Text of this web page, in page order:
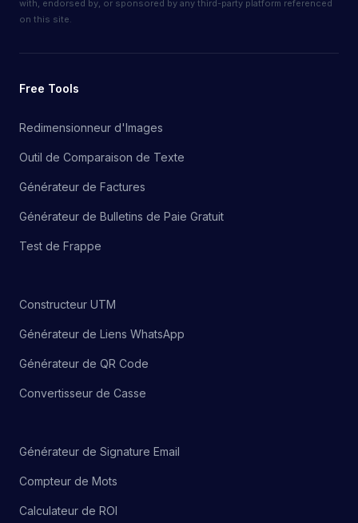
with, endorsed by, or sponsored by any third-party platform referenced
on this site.
Free Tools
Redimensionneur d'Images
Outil de Comparaison de Texte
Générateur de Factures
Générateur de Bulletins de Paie Gratuit
Test de Frappe
Constructeur UTM
Générateur de Liens WhatsApp
Générateur de QR Code
Convertisseur de Casse
Générateur de Signature Email
Compteur de Mots
Calculateur de ROI